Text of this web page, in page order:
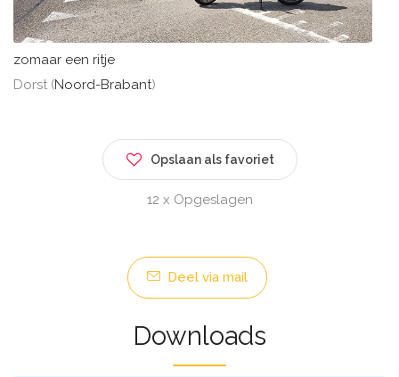
zomaar een ritje
Dorst (Noord-Brabant)
Opslaan als favoriet
12 x Opgeslagen
Deel via mail
Downloads